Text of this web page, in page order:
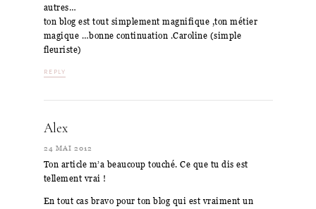
autres…
ton blog est tout simplement magnifique ,ton métier
magique …bonne continuation .Caroline (simple
fleuriste)
REPLY
Alex
24 MAI 2012
Ton article m’a beaucoup touché. Ce que tu dis est
tellement vrai !
En tout cas bravo pour ton blog qui est vraiment un